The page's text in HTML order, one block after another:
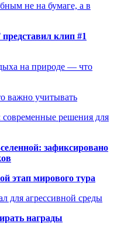
не на бумаге, а в
клип #1
на природе — что
важно учитывать
современные решения для
зафиксировано
этап мирового тура
для агрессивной среды
награды